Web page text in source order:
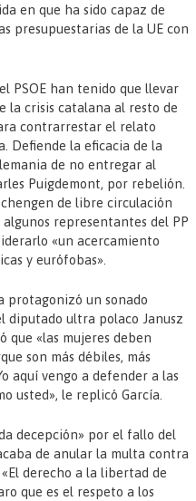
en que ha sido capaz de
presupuestarias de la UE con
PSOE han tenido que llevar
la crisis catalana al resto de
contrarrestar el relato
Defiende la eficacia de la
de no entregar al
Puigdemont, por rebelión.
de libre circulación
representantes del PP
«un acercamiento
y eurófobas».
protagonizó un sonado
ultra polaco Janusz
que «las mujeres deben
son más débiles, más
aquí vengo a defender a las
usted», le replicó García.
decepción» por el fallo del
de anular la multa contra
derecho a la libertad de
que es el respeto a los